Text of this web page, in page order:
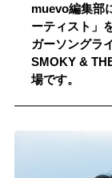
#ヒップホップ
会社概要
お問い合わせ
記事リクエスト
muevo編集部
ーティスト」
ガーソングラ
SMOKY &
場です。